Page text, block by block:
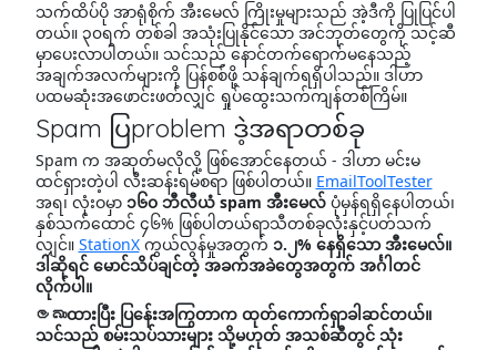
သက်ထိပ်ပို အာရုံစိုက် အီးမေလ် ကြိုးမှုများသည် အဲ့ဒီကို ပြုပြင်ပါ
တယ်။ ၃၀ရက် တစ်ခါ အသုံးပြုနိုင်သော အင်ဘုတ်တွေကို သင့်ဆီ
မှာပေးလာပါတယ်။ သင်သည် နောင်တက်ရောက်မနေသည့်
အချက်အလက်များကို ပြန်စစ်ဖို့ သန်ချက်ရရှိပါသည်။ ဒါဟာ
ပထမဆုံးအဖောင်းဖတ်လျှင် ရှုပ်ထွေးသက်ကျန်တစ်ကြိမ်။
Spam ပြproblem ဒဲ့အရာတစ်ခု
Spam က အဆုတ်မလိုလို့ ဖြစ်အောင်နေတယ် - ဒါဟာ မင်းမ
ထင်ရှားတဲ့ပါ လီးဆန်းရမ်စရာ ဖြစ်ပါတယ်။ EmailToolTester
အရ၊ လုံးဝမှာ ၁၆၀ ဘီလီယံ spam အီးမေလ်ပုံမှန်ရရှိနေပါတယ်၊
နှစ်သက်ထောင် ၄၆% ဖြစ်ပါတယ်ရာသီတစ်ခုလုံးနှင့်ပတ်သက်
လျှင်။ StationXကွယ်လွန်မှုအတွက် ၁.၂% နေရှိသော အီးမေလ်။
ဒါဆိုရင် မောင်သိပ်ချင်တဲ့ အခက်အခဲတွေအတွက် အင်္ဂါတင်
လိုက်ပါ။
ලබාထားပြီး ပြန်ေးအကြွတာက ထုတ်ကောက်ရှာခါဆင်တယ်။
သင်သည် စမ်းသပ်သားများ သို့မဟုတ် အသစ်ဆီတွင် သုံး